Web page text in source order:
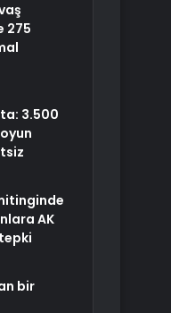
275
3.500
AK
bir